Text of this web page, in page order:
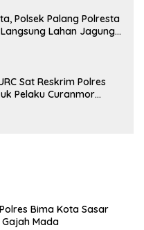
Polsek Palang Polresta
Lahan Jagung
Sat Reskrim Polres
Pelaku Curanmor
Bima Kota Sasar
Mada